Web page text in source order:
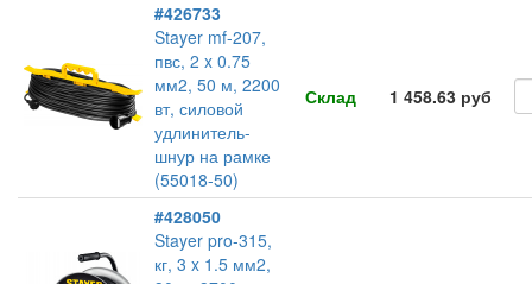
#426733
Stayer mf-207,
пвс, 2 x 0.75
мм2, 50 м, 2200
вт, силовой
удлинитель-
шнур на рамке
(55018-50)
Склад 1 458.63 руб
#428050
Stayer pro-315,
кг, 3 x 1.5 мм2,